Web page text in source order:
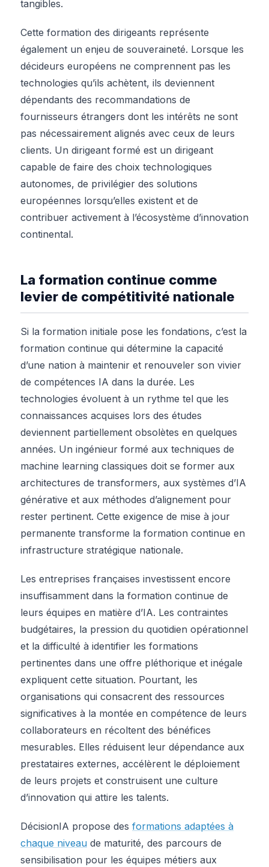
tangibles.
Cette formation des dirigeants représente
également un enjeu de souveraineté. Lorsque les
décideurs européens ne comprennent pas les
technologies qu’ils achètent, ils deviennent
dépendants des recommandations de
fournisseurs étrangers dont les intérêts ne sont
pas nécessairement alignés avec ceux de leurs
clients. Un dirigeant formé est un dirigeant
capable de faire des choix technologiques
autonomes, de privilégier des solutions
européennes lorsqu’elles existent et de
contribuer activement à l’écosystème d’innovation
continental.
La formation continue comme
levier de compétitivité nationale
Si la formation initiale pose les fondations, c’est la
formation continue qui détermine la capacité
d’une nation à maintenir et renouveler son vivier
de compétences IA dans la durée. Les
technologies évoluent à un rythme tel que les
connaissances acquises lors des études
deviennent partiellement obsolètes en quelques
années. Un ingénieur formé aux techniques de
machine learning classiques doit se former aux
architectures de transformers, aux systèmes d’IA
générative et aux méthodes d’alignement pour
rester pertinent. Cette exigence de mise à jour
permanente transforme la formation continue en
infrastructure stratégique nationale.
Les entreprises françaises investissent encore
insuffisamment dans la formation continue de
leurs équipes en matière d’IA. Les contraintes
budgétaires, la pression du quotidien opérationnel
et la difficulté à identifier les formations
pertinentes dans une offre pléthorique et inégale
expliquent cette situation. Pourtant, les
organisations qui consacrent des ressources
significatives à la montée en compétence de leurs
collaborateurs en récoltent des bénéfices
mesurables. Elles réduisent leur dépendance aux
prestataires externes, accélèrent le déploiement
de leurs projets et construisent une culture
d’innovation qui attire les talents.
DécisionIA propose des formations adaptées à
chaque niveau de maturité, des parcours de
sensibilisation pour les équipes métiers aux